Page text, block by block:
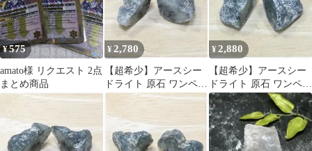
¥575
amato様 リクエスト 2点
まとめ商品
¥2,780
【超希少】アースシー
ドライト 原石 ワンペア
6.8g 天然石 鉱物標本
¥2,880
【超希少】アースシー
ドライト 原石 ワンペア
7.6g 天然石 鉱物標本